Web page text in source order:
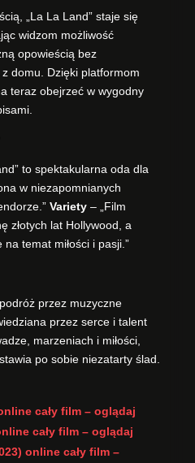
„La La Land” staje się
widzom możliwość
opowieścią bez
domu. Dzięki platformom
teraz obejrzeć w wygodny
to spektakularna oda dla
w niezapomnianych
Variety – „Film
złotych lat Hollywood, a
temat miłości i pasji.”
podróż przez muzyczne
przez serce i talent
marzeniach i miłości,
po sobie niezatarty ślad.
cały film – oglądaj
cały film – oglądaj
online cały film –